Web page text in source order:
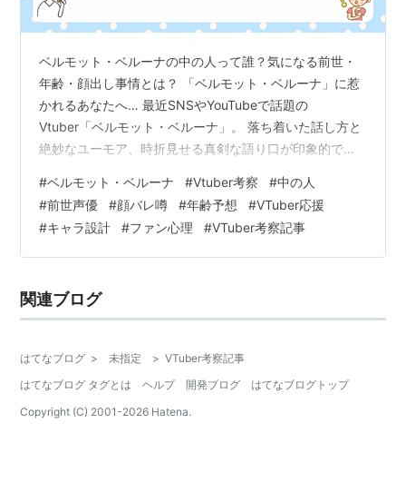
ベルモット・ベルーナの中の人って誰？気になる前世・
年齢・顔出し事情とは？ 「ベルモット・ベルーナ」に惹
かれるあなたへ… 最近SNSやYouTubeで話題の
Vtuber「ベルモット・ベルーナ」。 落ち着いた話し方と
絶妙なユーモア、時折見せる真剣な語り口が印象的で、
ないでしょうか？ そして、そんな視聴者の多くが一度は
気になるのが── 「この人の中の人って誰？」「年齢
は？」「顔出しってあるの？」という“裏側”の存在。 こ
の記事では、そんなモヤモヤに寄り添いながら、過度な
ベルモット・ベルーナの魅力を掘り…
#ベルモット・ベルーナ #Vtuber考察 #中の人
#前世声優 #顔バレ噂 #年齢予想 #VTuber応援
#キャラ設計 #ファン心理 #VTuber考察記事
関連ブログ
はてなブログ > 未指定 > VTuber考察記事
はてなブログ タグとは
ヘルプ 開発ブログ
はてなブログトップ
Copyright (C) 2001-2026 Hatena.